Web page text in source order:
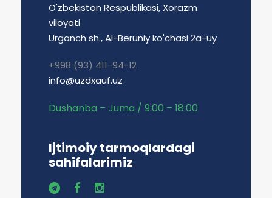
O'zbekiston Respublikasi, Xorazm
viloyati
Urganch sh., Al-Beruniy ko'chasi 2a-uy
+998 (93) 411-94-12
info@uzdxauf.uz
Dushanba – Juma / 9:00 – 18:00
Ijtimoiy tarmoqlardagi
sahifalarimiz